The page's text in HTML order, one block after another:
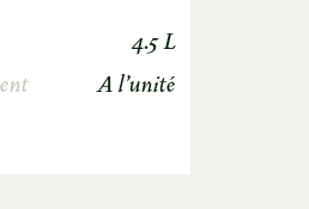
4.5 L
A l'unité